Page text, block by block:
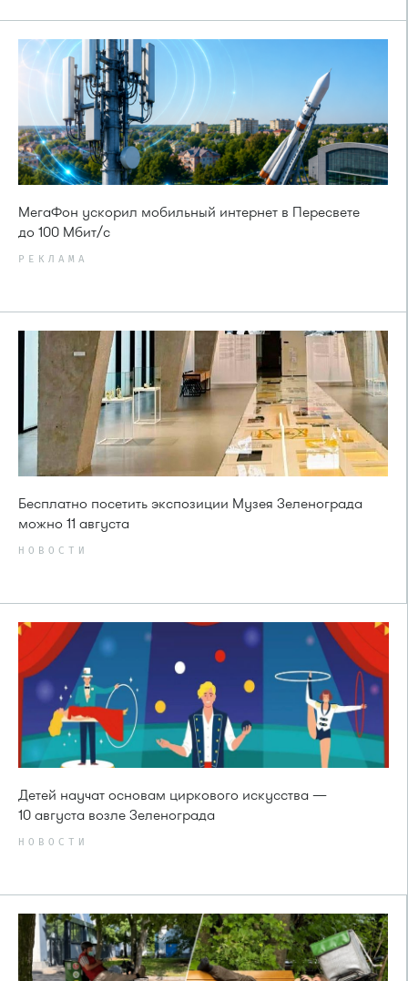
МегаФон ускорил мобильный интернет в Пересвете
до 100 Мбит/с
РЕКЛАМА
Бесплатно посетить экспозиции Музея Зеленограда
можно 11 августа
НОВОСТИ
Детей научат основам циркового искусства —
10 августа возле Зеленограда
НОВОСТИ